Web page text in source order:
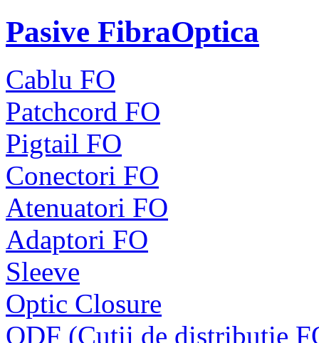
Pasive FibraOptica
Cablu FO
Patchcord FO
Pigtail FO
Conectori FO
Atenuatori FO
Adaptori FO
Sleeve
Optic Closure
ODF (Cutii de distributie